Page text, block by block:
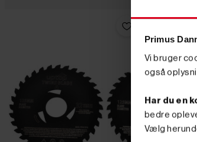
Primus
Vi bruger
også
Har du en
bedre
Vælg